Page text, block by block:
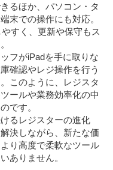
るほか、パソコン・タ
末での操作にも対応。
すく、更新や保守もス
フがiPadを手に取りな
確認やレジ操作を行う
このように、レジスタ
ールや業務効率化の中
です。
るレジスターの進化
決しながら、新たな価
り高度で柔軟なツール
ありません。